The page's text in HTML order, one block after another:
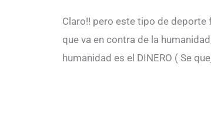
Claro!! pero este tipo de deporte
que va en contra de la
humanidad es el DINERO ( Se